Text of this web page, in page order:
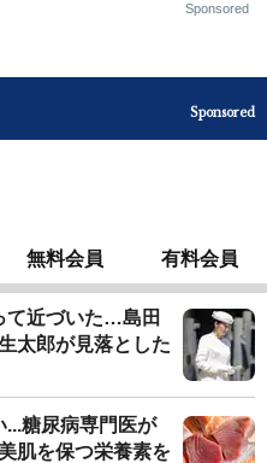
Sponsored
Sponsored
無料会員 有料会員
て近づいた…島田
太郎が見落とした
...糖尿病専門医が
肌を保つ栄養素を